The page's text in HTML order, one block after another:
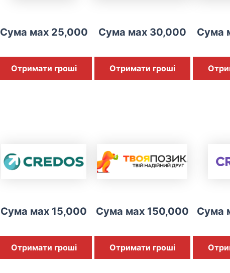
Сума мах 25,000
Отримати гроші
Сума мах 30,000
Отримати гроші
Сума
Сума мах 15,000
Отримати гроші
Сума мах 150,000
Отримати гроші
Сума